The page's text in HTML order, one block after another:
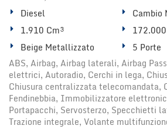
Diesel
Cambio
1.910 Cm³
Beige Metallizzato
5 Porte
ABS, Airbag, Airbag laterali, Airbag
elettrici, Autoradio, Cerchi in lega,
Chiusura centralizzata telecomandata,
Fendinebbia, Immobilizzatore
Portapacchi, Servosterzo, Specchietti
Trazione integrale, Volante